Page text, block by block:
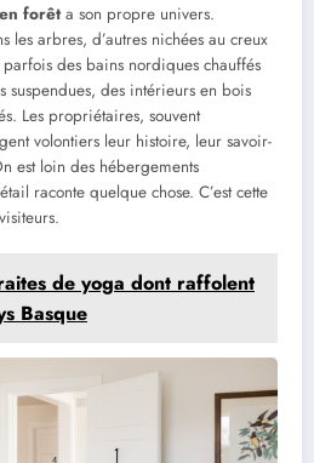
forêta son propre univers.
les arbres, d’autres nichées au creux
des bains nordiques chauffés
suspendues, des intérieurs en bois
Les propriétaires, souvent
volontiers leur histoire, leur savoir-
est loin des hébergements
raconte quelque chose. C’est cette
de yoga dont raffolent
Basque